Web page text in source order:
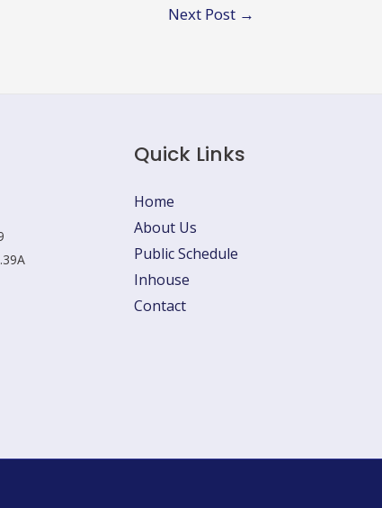
Next Post →
Quick Links
Home
About Us
Public Schedule
Inhouse
Contact